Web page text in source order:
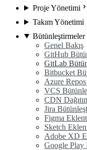
Proje Yönetimi
Takım Yönetimi
Bütünleştirmeler
Genel Bakış
GitHub
GitLab
Bitbucket
Azure
VCS
CDN
Jira
Figma
Sketch
Adobe XD
Google Play